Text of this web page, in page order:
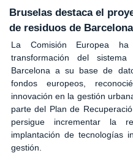
Bruselas destaca el
de residuos de
La Comisión Europea
transformación del
Barcelona a su base de
fondos europeos,
innovación en la gestión
parte del Plan de
persigue incrementar la
implantación de tecnologías
gestión.